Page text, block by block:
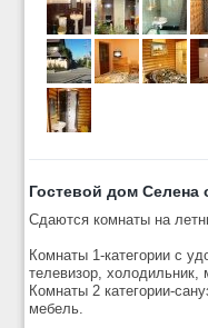
Гостевой дом Селена
Сдаются комнаты на
Комнаты 1-категории с
телевизор, холодильник,
Комнаты 2 категории-
мебель.